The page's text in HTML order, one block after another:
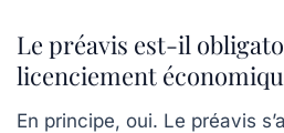
Le préavis est-il
licenciement
En principe, oui. Le préavis